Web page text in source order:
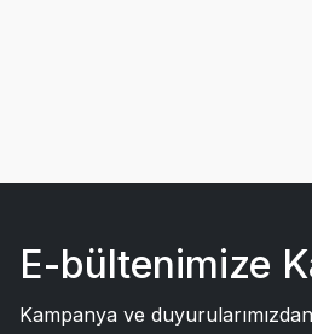
E-bültenimize
Kampanya ve